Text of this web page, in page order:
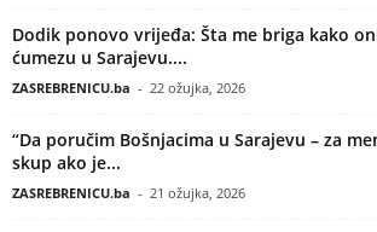
Dodik ponovo vrijeđa: Šta me briga kako
ćumezu u Sarajevu....
ZASREBRENICU.ba - 22 ožujka, 2026
“Da poručim Bošnjacima u Sarajevu – za
skup ako je...
ZASREBRENICU.ba - 21 ožujka, 2026